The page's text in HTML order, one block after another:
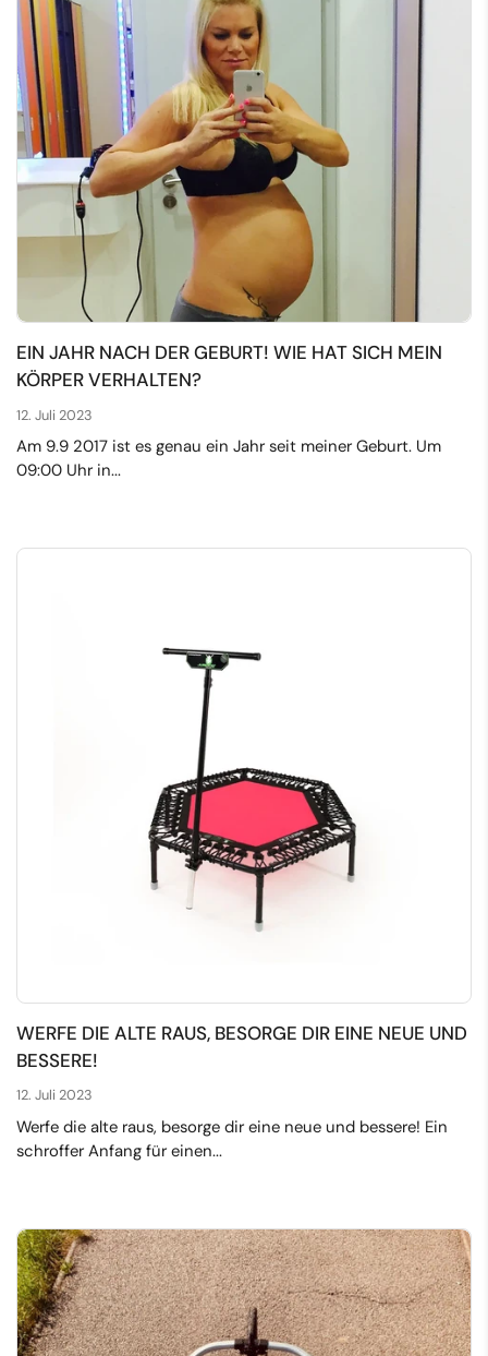
EIN JAHR NACH DER GEBURT! WIE HAT SICH MEIN
KÖRPER VERHALTEN?
12. Juli 2023
Am 9.9 2017 ist es genau ein Jahr seit meiner Geburt. Um
09:00 Uhr in...
WERFE DIE ALTE RAUS, BESORGE DIR EINE NEUE UND
BESSERE!
12. Juli 2023
Werfe die alte raus, besorge dir eine neue und bessere! Ein
schroffer Anfang für einen...